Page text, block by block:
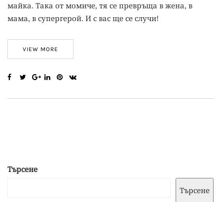
майка. Така от момиче, тя се превръща в жена, в
мама, в супергерой. И с вас ще се случи!
VIEW MORE
Търсене
Търсене